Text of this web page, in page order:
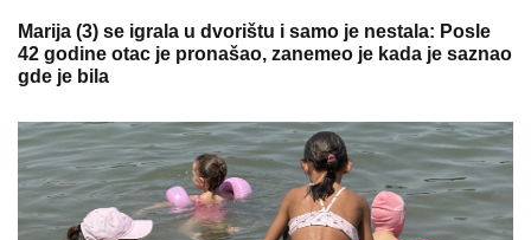
Marija (3) se igrala u dvorištu i samo je nestala: Posle
42 godine otac je pronašao, zanemeo je kada je saznao
gde je bila